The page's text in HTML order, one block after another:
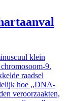
klein
9.
raadsel
hoe ,,DNA-
veroorzaakten,